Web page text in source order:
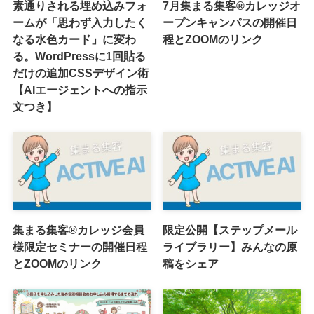
素通りされる埋め込みフォ
ームが「思わず入力したく
なる水色カード」に変わ
る。WordPressに1回貼る
だけの追加CSSデザイン術
【AIエージェントへの指示
文つき】
7月集まる集客®カレッジオ
ープンキャンパスの開催日
程とZOOMのリンク
集まる集客®カレッジ会員
様限定セミナーの開催日程
とZOOMのリンク
限定公開【ステップメール
ライブラリー】みんなの原
稿をシェア